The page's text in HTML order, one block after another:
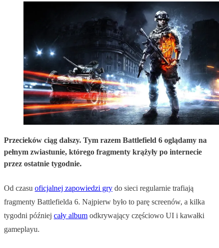
Przecieków ciąg dalszy. Tym razem Battlefield 6 oglądamy na
pełnym zwiastunie, którego fragmenty krążyły po internecie
przez ostatnie tygodnie.
Od czasu oficjalnej zapowiedzi gry do sieci regularnie trafiają
fragmenty Battlefielda 6. Najpierw było to parę screenów, a kilka
tygodni później cały album odkrywający częściowo UI i kawałki
gameplayu.